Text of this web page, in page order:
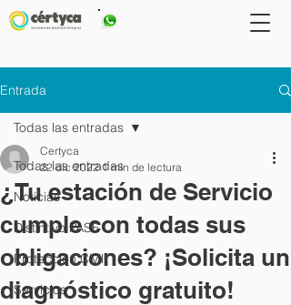
Entrada
Todas las entradas
Noticias
Distintivo PASE
Protección Civil
Servicios
Todas las entradas
¿Tu estación de Servicio
cumple con todas sus
obligaciones? ¡Solicita un
diagnóstico gratuito!
Certyca
22 dic 2022 1 min de lectura